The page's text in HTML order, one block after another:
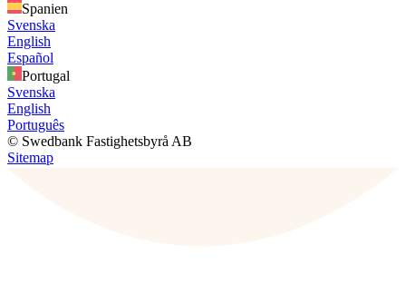
Spanien
Svenska
English
Español
Portugal
Svenska
English
Português
© Swedbank Fastighetsbyrå AB
Sitemap